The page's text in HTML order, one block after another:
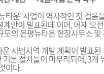
기 기
타운’ 사업이 역사적인 첫 걸음
안이 발표된데 이어, 어제 오
의 은평뉴타운 현장사무소
시범지역 개발 계획이 발표
본 절차들이 마무리되어, 3개
이다.